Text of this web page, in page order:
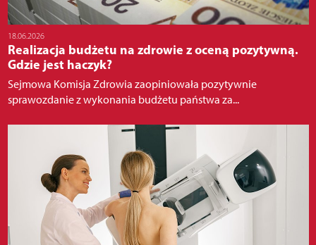
18.06.2026
Realizacja budżetu na zdrowie z oceną pozytywną.
Gdzie jest haczyk?
Sejmowa Komisja Zdrowia zaopiniowała pozytywnie
sprawozdanie z wykonania budżetu państwa za...